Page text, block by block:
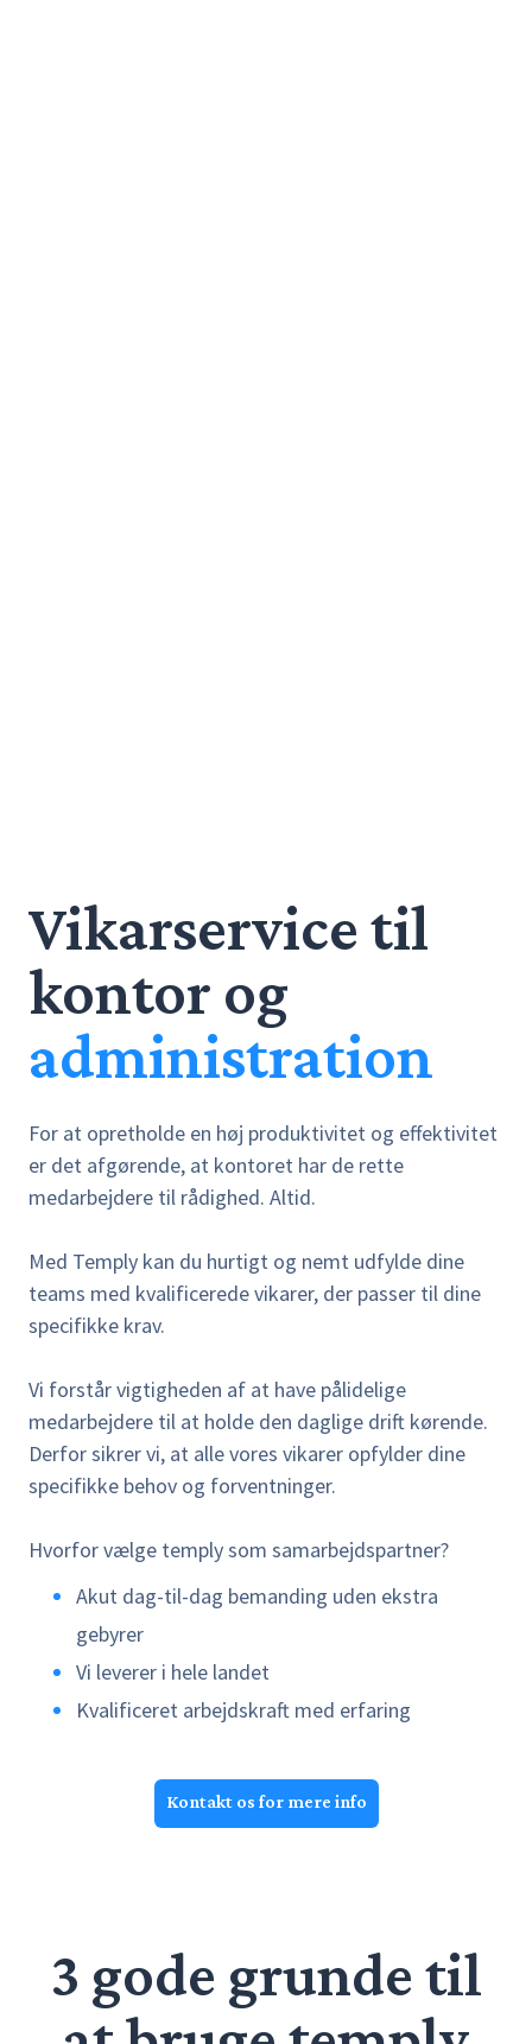
Vikarservice til
kontor og
administration
For at opretholde en høj produktivitet og effektivitet
er det afgørende, at kontoret har de rette
medarbejdere til rådighed. Altid.
Med Temply kan du hurtigt og nemt udfylde dine
teams med kvalificerede vikarer, der passer til dine
specifikke krav.
Vi forstår vigtigheden af ​​at have pålidelige
medarbejdere til at holde den daglige drift kørende.
Derfor sikrer vi, at alle vores vikarer opfylder dine
specifikke behov og forventninger.
Hvorfor vælge temply som samarbejdspartner?
Akut dag-til-dag bemanding uden ekstra
gebyrer
Vi leverer i hele landet
Kvalificeret arbejdskraft med erfaring
Kontakt os for mere info
3 gode grunde til